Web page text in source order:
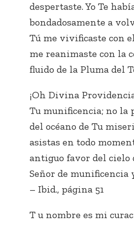
despertaste. Yo Te
bondadosamente a
Tú me vivificaste con
me reanimaste con la
fluido de la Pluma del
¡Oh Divina
Tu munificencia; no la
del océano de Tu
asistas en todo
antiguo favor del cielo
Señor de munificencia
– Ibid., página 51
T u nombre es mi